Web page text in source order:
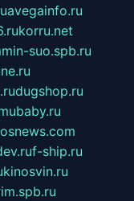
avegainfo.ru
korru.net
suo.spb.ru
dugshop.ru
f-ship.ru
kinosvin.ru